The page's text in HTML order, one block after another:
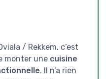
/ Rekkem, c’est
monter une cuisine
. Il n’a rien